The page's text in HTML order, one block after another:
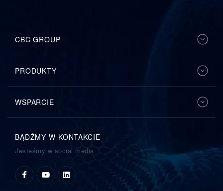
CBC GROUP
PRODUKTY
WSPARCIE
BĄDŹMY W KONTAKCIE
Jesteśmy w social media